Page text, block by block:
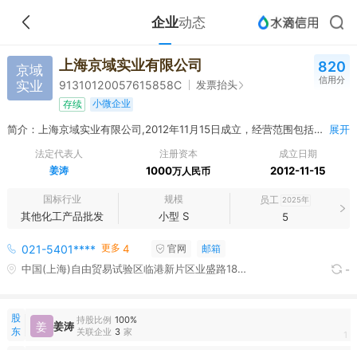
企业动态
京域
实业
上海京域实业有限公司
91310120057615858C 发票抬头
存续 小微企业
820
信用分
简介：上海京域实业有限公司,2012年11月15日成立，经营范围包括一般项目：金属材料销售；技术进出口；金属矿石销售；金属制品销售；汽车零配件批发；有色金属合金销售；高性能有色金属及合金材料销售；销售代理；化工产品销售（不含许可类化工产品）；五金产品批发；农副产品销售；畜禽收购；牲畜销售；技术服务、技术开发、技术咨询、技术交流、技术转让、技术推广；电子产品销售；电力电子元器件销售；电子元器件批发；电子元器件零售；碳减排、碳转化、碳捕捉、碳封存技术研发；国际货物运输代理；采购代理服务；纸制品销售；纸浆销售；橡胶制品销售；高品质合成橡胶销售；非食用植物油销售；塑料制品销售；木材销售；机械设备销售；环境保护专用设备销售；润滑油销售；石油制品销售（不含危险化学品）；金银制品销售；供应链管理服务；普通货物仓储服务（不含危险化学品等需许可审批的项目）；企业管理咨询；饲料原料销售；食用农产品批发；电工仪器仪表销售；建筑材料销售；机械电气设备销售；电线、电缆经营；办公用品销售；日用百货销售；计算机软硬件及辅助设备批发；化肥销售；商务代理代办服务；国内贸易代理；货物进出口；离岸贸易经营；进出口代理；煤炭及制品销售；园林绿化工程施工。（除依法须经批准的项目外，凭营业执照依法自主开展经营活动） 展开
法定代表人
姜涛
注册资本
1000万人民币
成立日期
2012-11-15
国标行业
其他化工产品批发
规模
小型 S
员工 2025年
5
021-5401**** 更多 4 官网 邮箱
中国(上海)自由贸易试验区临港新片区业盛路188号A-522室 -
股
东
姜 姜涛 持股比例 100%
关联企业 3 家 1